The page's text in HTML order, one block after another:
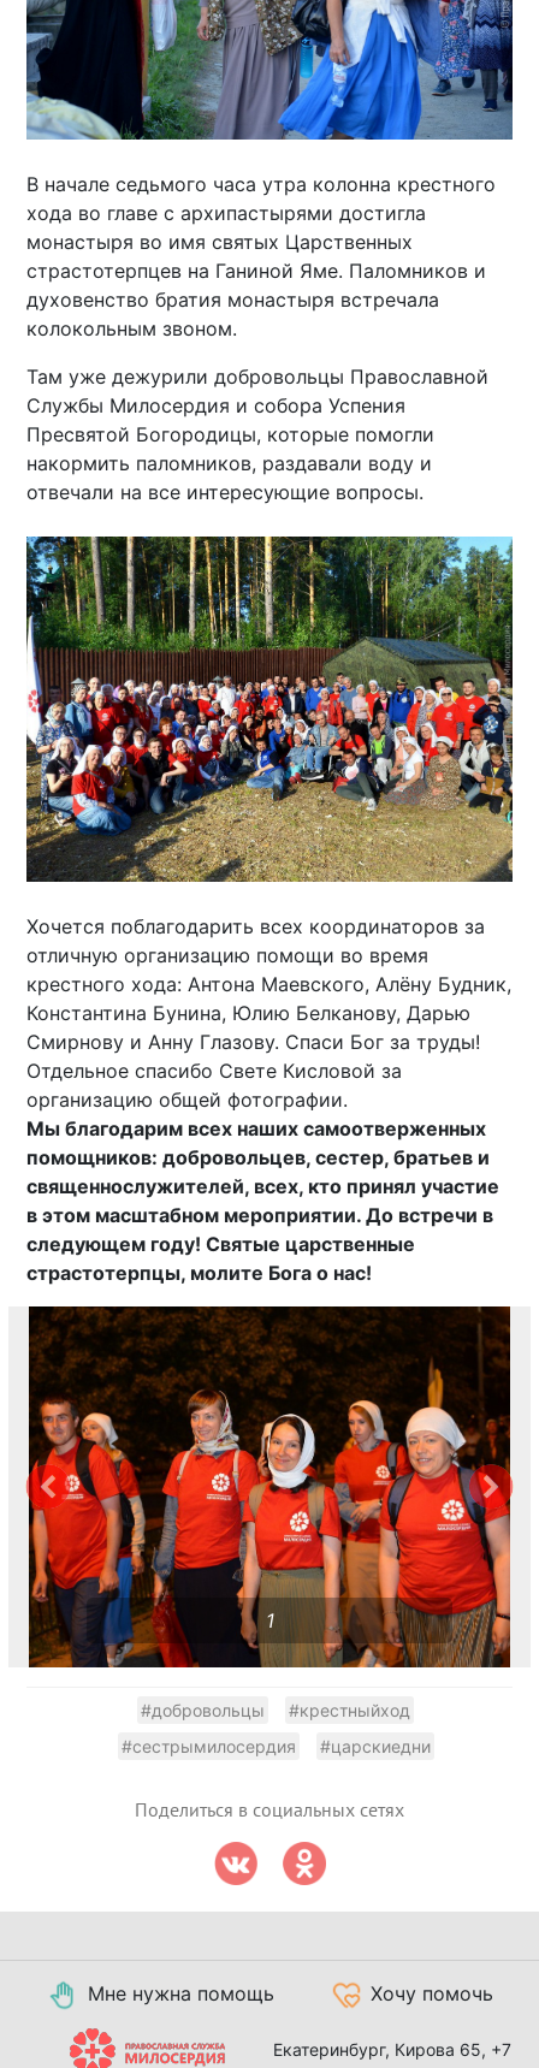
В начале седьмого часа утра колонна крестного
хода во главе с архипастырями достигла
монастыря во имя святых Царственных
страстотерпцев на Ганиной Яме. Паломников и
духовенство братия монастыря встречала
колокольным звоном.
Там уже дежурили добровольцы Православной
Службы Милосердия и собора Успения
Пресвятой Богородицы, которые помогли
накормить паломников, раздавали воду и
отвечали на все интересующие вопросы.
Хочется поблагодарить всех координаторов за
отличную организацию помощи во время
крестного хода: Антона Маевского, Алёну Будник,
Константина Бунина, Юлию Белканову, Дарью
Смирнову и Анну Глазову. Спаси Бог за труды!
Отдельное спасибо Свете Кисловой за
организацию общей фотографии.
Мы благодарим всех наших самоотверженных
помощников: добровольцев, сестер, братьев и
священнослужителей, всех, кто принял участие
в этом масштабном мероприятии. До встречи в
следующем году! Святые царственные
страстотерпцы, молите Бога о нас!
1
#добровольцы
#крестныйход
#сестрымилосердия
#царскиедни
Поделиться в социальных сетях
Мне нужна помощь Хочу помочь
Екатеринбург, Кирова 65, +7